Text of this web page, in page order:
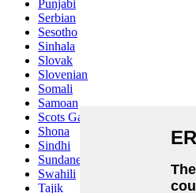
Punjabi
Serbian
Sesotho
Sinhala
Slovak
Slovenian
Somali
Samoan
Scots Gaelic
Shona
Sindhi
Sundanese
Swahili
Tajik